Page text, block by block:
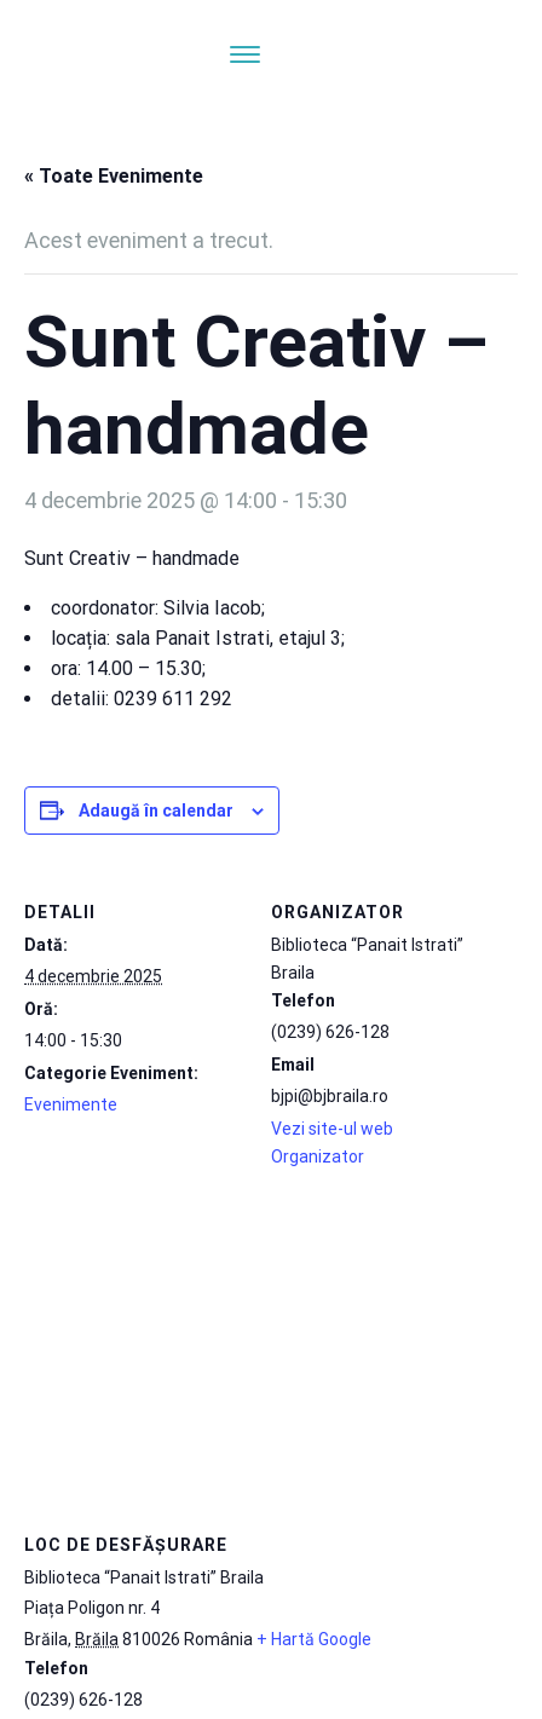
« Toate Evenimente
Acest eveniment a trecut.
Sunt Creativ –
handmade
4 decembrie 2025 @ 14:00 - 15:30
Sunt Creativ – handmade
coordonator: Silvia Iacob;
locația: sala Panait Istrati, etajul 3;
ora: 14.00 – 15.30;
detalii: 0239 611 292
Adaugă în calendar
DETALII
Dată:
4 decembrie 2025
Oră:
14:00 - 15:30
Categorie Eveniment:
Evenimente
ORGANIZATOR
Biblioteca “Panait Istrati”
Braila
Telefon
(0239) 626-128
Email
bjpi@bjbraila.ro
Vezi site-ul web
Organizator
LOC DE DESFĂȘURARE
Biblioteca “Panait Istrati” Braila
Piața Poligon nr. 4
Brăila, Brăila 810026 România + Hartă Google
Telefon
(0239) 626-128